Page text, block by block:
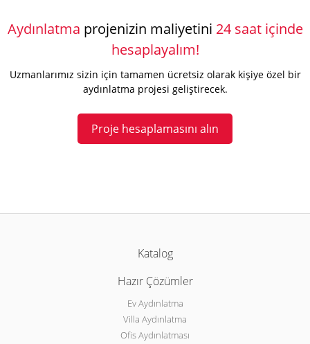
Aydınlatma projenizin maliyetini 24 saat içinde
hesaplayalım!
Uzmanlarımız sizin için tamamen ücretsiz olarak kişiye özel bir
aydınlatma projesi geliştirecek.
Proje hesaplamasını alın
Katalog
Hazır Çözümler
Ev Aydınlatma
Villa Aydınlatma
Ofis Aydınlatması